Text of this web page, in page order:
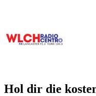
Hol dir die